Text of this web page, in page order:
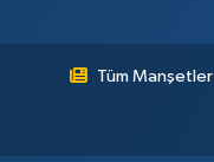
Tüm Manşetler